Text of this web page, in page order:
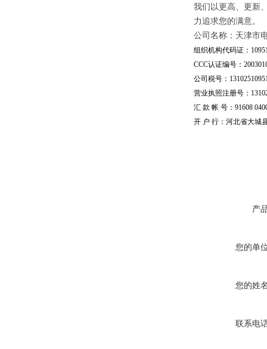
我们以更高、更新
力追求您的满意。
公司名称：天津市
组织机构代码证：
CCC认证编号：
公司税号：
营业执照注册号：
汇 款 帐 号：91608
开 户 行：河北省大城
产
您的单
您的姓
联系电